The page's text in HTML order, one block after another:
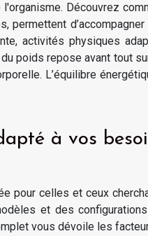
Découvrez
permettent
activités physiques
poids repose avant tout
L’équilibre
à vos
pour celles et ceux
et des
vous dévoile les